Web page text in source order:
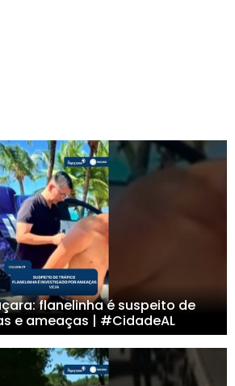
flanelinha é suspeito de
e ameaças | #CidadeAL